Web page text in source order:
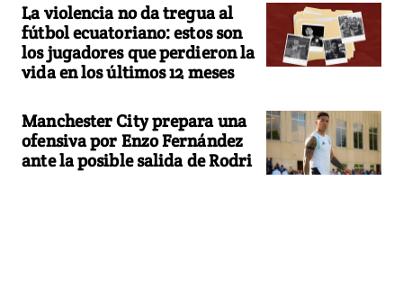
La violencia no da tregua al
fútbol ecuatoriano: estos son
los jugadores que perdieron la
vida en los últimos 12 meses
Manchester City prepara una
ofensiva por Enzo Fernández
ante la posible salida de Rodri